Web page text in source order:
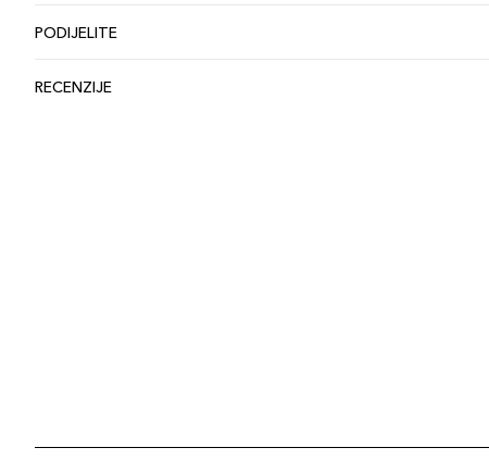
PODIJELITE
RECENZIJE